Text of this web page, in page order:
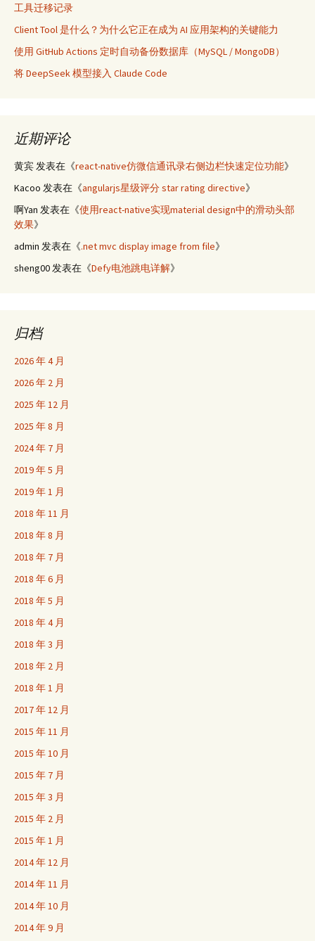
工具迁移记录
Client Tool 是什么？为什么它正在成为 AI 应用架构的关键能力
使用 GitHub Actions 定时自动备份数据库（MySQL / MongoDB）
将 DeepSeek 模型接入 Claude Code
近期评论
黄宾发表在《react-native仿微信通讯录右侧边栏快速定位功能》
Kacoo 发表在《angularjs星级评分 star rating directive》
啊Yan 发表在《使用react-native实现material design中的滑动头部
效果》
admin 发表在《.net mvc display image from file》
sheng00发表在《Defy电池跳电详解》
归档
2026 年 4 月
2026 年 2 月
2025 年 12 月
2025 年 8 月
2024 年 7 月
2019 年 5 月
2019 年 1 月
2018 年 11 月
2018 年 8 月
2018 年 7 月
2018 年 6 月
2018 年 5 月
2018 年 4 月
2018 年 3 月
2018 年 2 月
2018 年 1 月
2017 年 12 月
2015 年 11 月
2015 年 10 月
2015 年 7 月
2015 年 3 月
2015 年 2 月
2015 年 1 月
2014 年 12 月
2014 年 11 月
2014 年 10 月
2014 年 9 月